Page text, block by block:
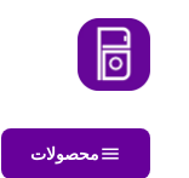
محصولات